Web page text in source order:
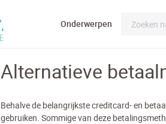
Onderwerpen
Alternatieve
Behalve de belangrijkste creditcard- en
gebruiken. Sommige van deze